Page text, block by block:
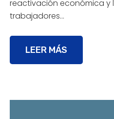
reactivación económica y
trabajadores…
LEER MÁS